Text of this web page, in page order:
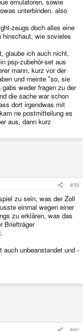
unterbinden. also
zeugs doch alles eine
hinschaut, wie sovieles
glaube ich auch nicht,
psp-zubehör-set aus
mann, kurz vor der
und meinte "so, sie
weder fragen zu der
die sache war schon
dort irgendwas mit
ne postmitteilung es
aus, dann kurz
#39
zu sein, was der Zoll
einmal wegen einer
zu erklären, was das
Briefträger
unbeanstandet und -